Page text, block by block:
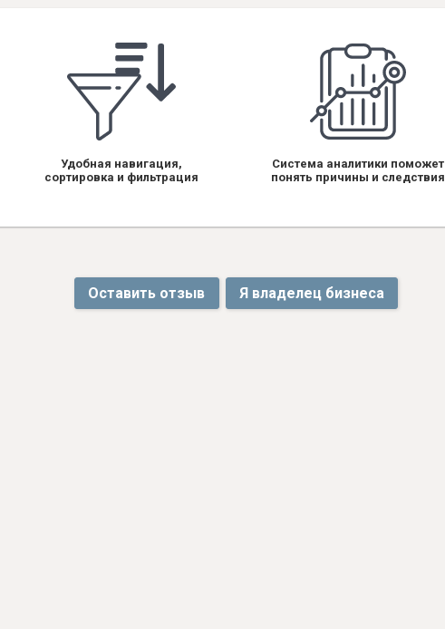
Удобная навигация,
сортировка и фильтрация
Система аналитики поможет
понять причины и следствия
Оставить отзыв Я владелец бизнеса